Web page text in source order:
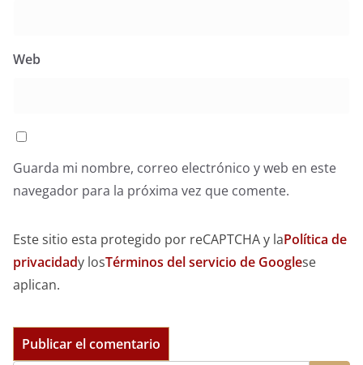
Web
Guarda mi nombre, correo electrónico y web en este
navegador para la próxima vez que comente.
Este sitio esta protegido por reCAPTCHA y laPolítica de
privacidady losTérminos del servicio de Googlese
aplican.